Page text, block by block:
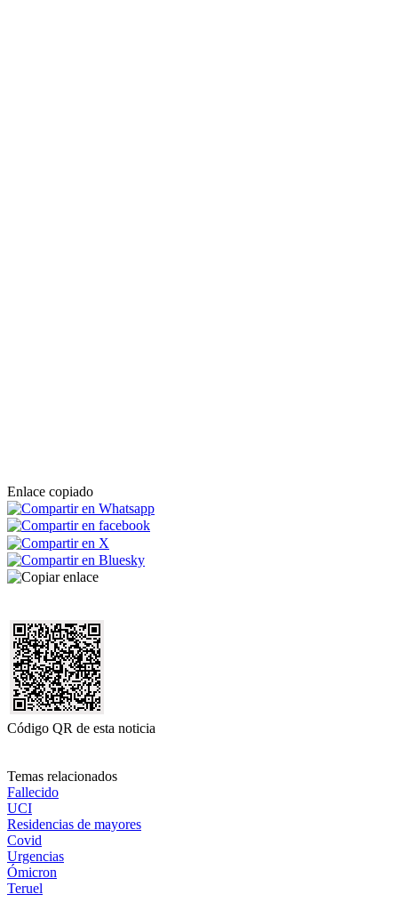
Enlace copiado
Código QR de esta noticia
Temas relacionados
Fallecido
UCI
Residencias de mayores
Covid
Urgencias
Ómicron
Teruel